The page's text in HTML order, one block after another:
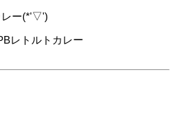
レー(*'▽')
レトルトカレー